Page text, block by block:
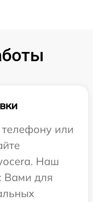
или
Наш
Вами для